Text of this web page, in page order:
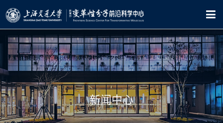
新闻中心